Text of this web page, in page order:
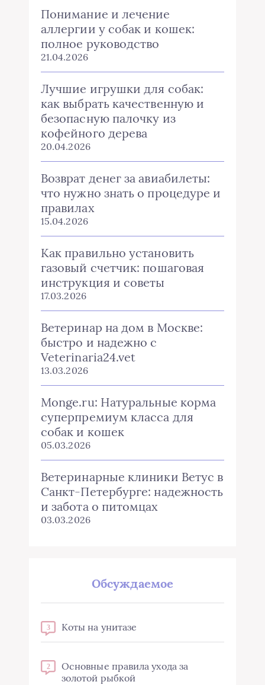
Понимание и лечение
аллергии у собак и кошек:
полное руководство
21.04.2026
Лучшие игрушки для собак:
как выбрать качественную и
безопасную палочку из
кофейного дерева
20.04.2026
Возврат денег за авиабилеты:
что нужно знать о процедуре и
правилах
15.04.2026
Как правильно установить
газовый счетчик: пошаговая
инструкция и советы
17.03.2026
Ветеринар на дом в Москве:
быстро и надежно с
Veterinaria24.vet
13.03.2026
Monge.ru: Натуральные корма
суперпремиум класса для
собак и кошек
05.03.2026
Ветеринарные клиники Ветус в
Санкт-Петербурге: надежность
и забота о питомцах
03.03.2026
Обсуждаемое
3 Коты на унитазе
2
Основные правила ухода за
золотой рыбкой